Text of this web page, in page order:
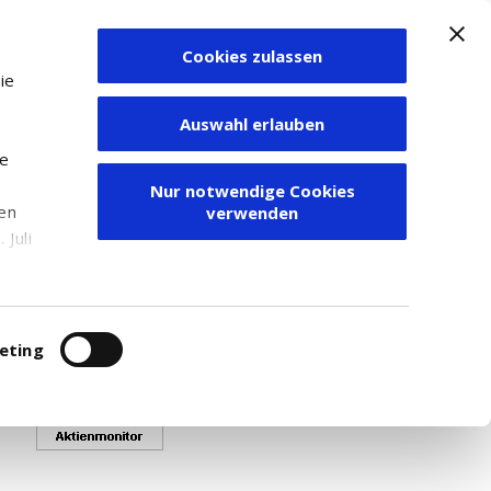
Juli
Cookies zulassen
Auswahl erlauben
Nur notwendige Cookies
verwenden
Zum Depot
Kurse angezeigt werden.
80 999.